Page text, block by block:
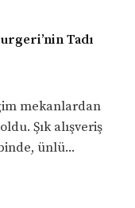
Tadı
mekanlardan
Şık alışveriş
ünlü...